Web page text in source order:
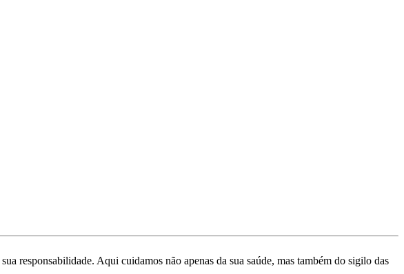
responsabilidade. Aqui cuidamos não apenas da sua saúde, mas também do sigilo das